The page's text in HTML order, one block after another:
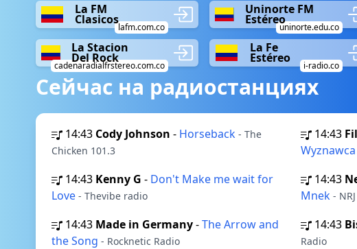
La FM
Clasicos
lafm.com.co
Uninorte FM
Estéreo
uninorte.edu.co
La Stacion
Del Rock
cadenaradialfrstereo.com.co
La Fe
Estéreo
i-radio.co
Сейчас на радиостанциях
14:43 Cody Johnson - Horseback - The
Chicken 101.3
14:43
Wyznawca
14:43 Kenny G - Don't Make me wait for
Love - Thevibe radio
14:43
Mnek - NRJ
14:43 Made in Germany-The Arrow and
the Song - Rocknetic Radio
14:43
Radio